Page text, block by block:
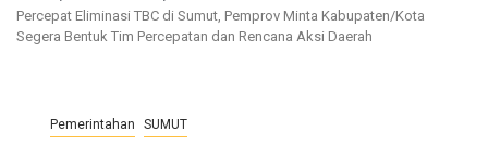
Percepat Eliminasi TBC di Sumut, Pemprov Minta Kabupaten/Kota
Segera Bentuk Tim Percepatan dan Rencana Aksi Daerah
Pemerintahan SUMUT